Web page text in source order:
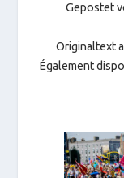
Gepostet
Originaltext
Également